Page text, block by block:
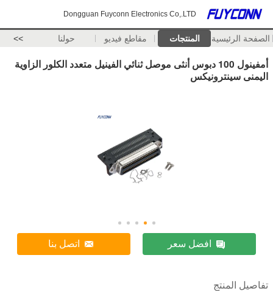
Dongguan Fuyconn Electronics Co,.LTD
الصفحة الرئيسية المنتجات مقاطع فيديو حولنا >>
أمفينول 100 دبوس أنثى موصل ثنائي الفينيل متعدد الكلور الزاوية
اليمنى سينترونيكس
افضل سعر اتصل بنا
تفاصيل المنتج